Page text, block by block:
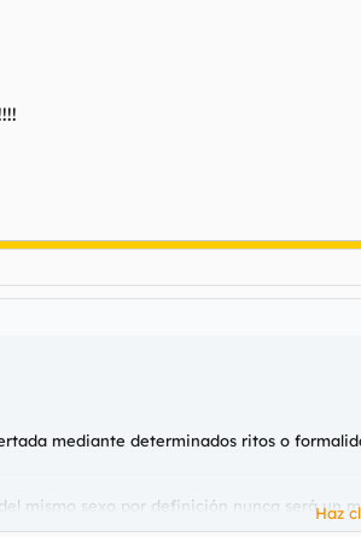
mediante determinados ritos o
mismo sexo por definición nunca será un
Haz